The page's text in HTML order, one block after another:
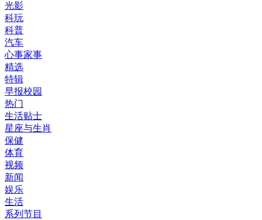
光影
科玩
科普
汽车
心事家事
精选
特辑
早报校园
热门
生活贴士
星座与生肖
保健
体育
视频
新闻
娱乐
生活
系列节目